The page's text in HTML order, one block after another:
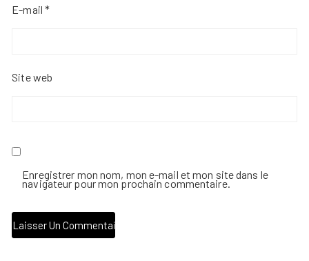
E-mail*
Site web
Enregistrer mon nom, mon e-mail et mon site dans le
navigateur pour mon prochain commentaire.